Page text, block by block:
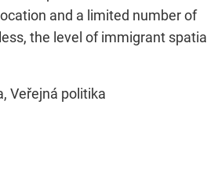
and a limited number of
the level of immigrant spatial
Veřejná politika